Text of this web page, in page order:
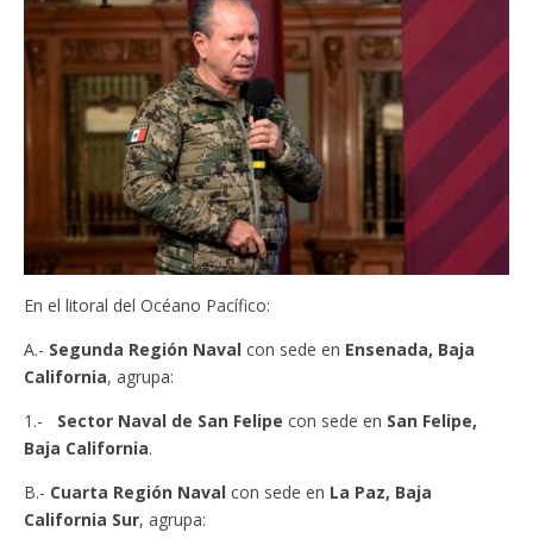
En el litoral del Océano Pacífico:
A.- Segunda Región Naval con sede en Ensenada, Baja
California, agrupa:
1.- Sector Naval de San Felipe con sede en San Felipe,
Baja California.
B.- Cuarta Región Naval con sede en La Paz, Baja
California Sur, agrupa: